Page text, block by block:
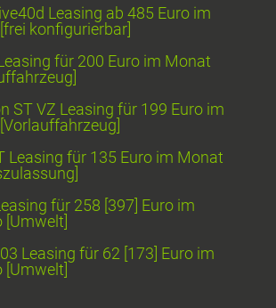
Leasing ab 485 Euro im
konfigurierbar]
für 200 Euro im Monat
ST VZ Leasing für 199 Euro im
Leasing für 135 Euro im Monat
für 258 [397] Euro im
Leasing für 62 [173] Euro im